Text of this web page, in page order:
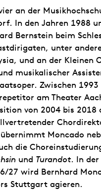
an der
In den Jahren 1988
Bernstein beim
unter
und an der Kleinen
musikalischer
Zwischen
am Theater
von 2004 bis
Moncado
die
und Turandot. In
27 wird Bernhard
Stuttgart agieren.